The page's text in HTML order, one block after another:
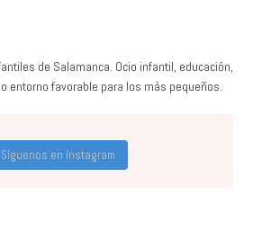
de Salamanca. Ocio infantil, educación,
entorno favorable para los más pequeños.
Síguenos en Instagram